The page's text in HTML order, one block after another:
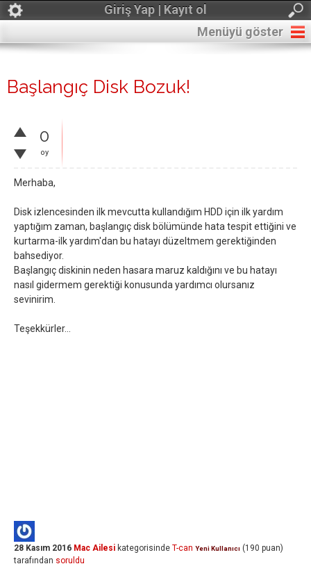
Giriş Yap | Kayıt ol
Menüyü göster
Başlangıç Disk Bozuk!
0
oy
Merhaba,
Disk izlencesinden ilk mevcutta kullandığım HDD için ilk yardım
yaptığım zaman, başlangıç disk bölümünde hata tespit ettiğini ve
kurtarma-ilk yardım'dan bu hatayı düzeltmem gerektiğinden
bahsediyor.
Başlangıç diskinin neden hasara maruz kaldığını ve bu hatayı
nasıl gidermem gerektiği konusunda yardımcı olursanız
sevinirim.
Teşekkürler...
28 Kasım 2016 Mac Ailesi kategorisinde T-can Yeni Kullanıcı (190 puan)
tarafından soruldu